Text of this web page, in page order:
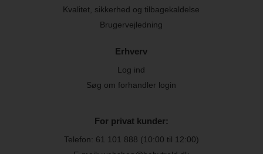
Kvalitet, sikkerhed og tilbagekaldelse
Brugervejledning
Erhverv
Log ind
Søg om forhandler login
For privat kunder:
Telefon: 61 101 888 (10:00 til 12:00)